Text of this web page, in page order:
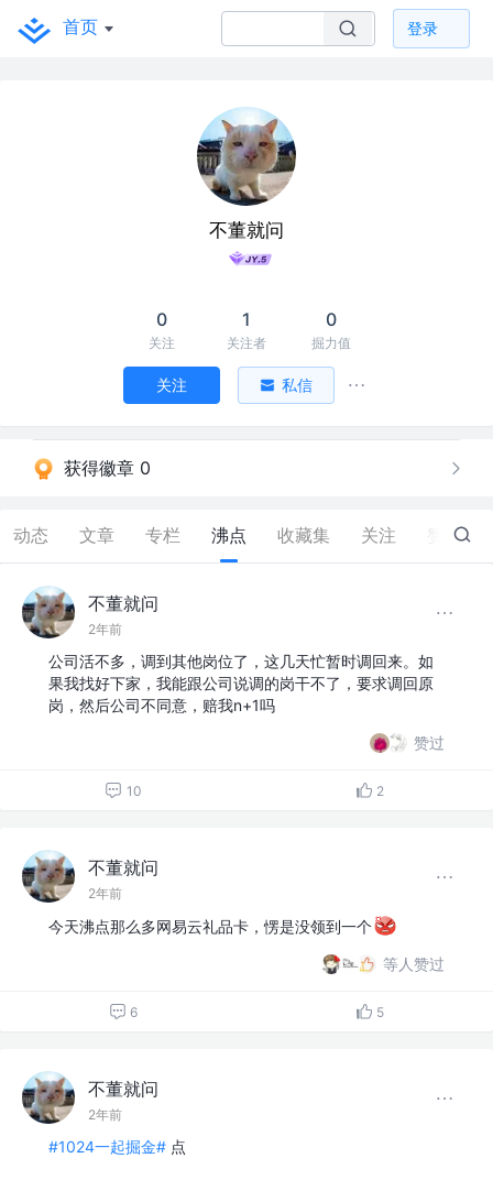
首页 登录
不董就问
0
关注
1
关注者
0
掘力值
关注 私信
获得徽章 0
动态 文章 专栏 沸点 收藏集 关注 56
不董就问
2年前
公司活不多，调到其他岗位了，这几天忙暂时调回来。如
果我找好下家，我能跟公司说调的岗干不了，要求调回原
岗，然后公司不同意，赔我n+1吗
赞过
10 2
不董就问
2年前
今天沸点那么多网易云礼品卡，愣是没领到一个
等人赞过
6 5
不董就问
2年前
#1024一起掘金# 点